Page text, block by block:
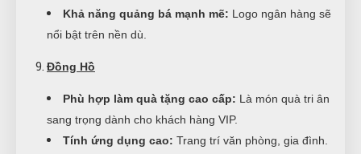
Khả năng quảng bá mạnh mẽ: Logo ngân hàng sẽ
nổi bật trên nền dù.
Đồng Hồ
Phù hợp làm quà tặng cao cấp: Là món quà tri ân
sang trọng dành cho khách hàng VIP.
Tính ứng dụng cao: Trang trí văn phòng, gia đình.